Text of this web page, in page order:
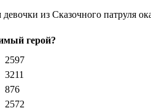
из Сказочного патруля
герой?
2597
3211
876
2572